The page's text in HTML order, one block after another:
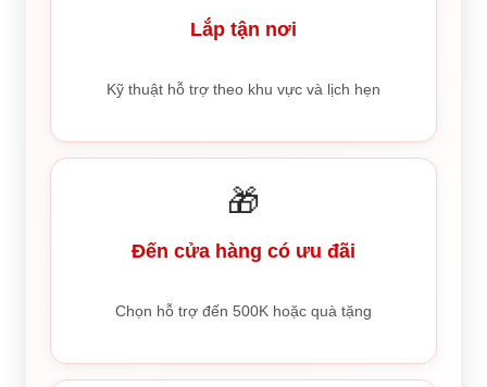
Lắp tận nơi
Kỹ thuật hỗ trợ theo khu vực và lịch hẹn
🎁
Đến cửa hàng có ưu đãi
Chọn hỗ trợ đến 500K hoặc quà tặng